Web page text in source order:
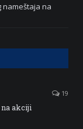
nameštaja na
19
akciji